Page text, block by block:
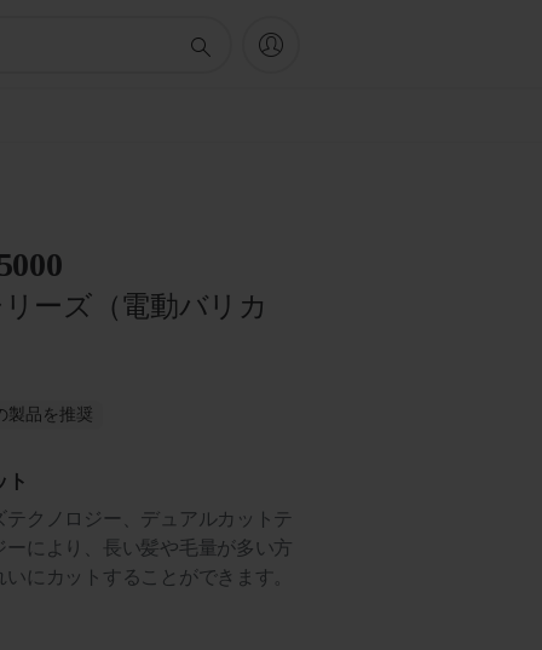
ーズ（電動バリカ
製品を推奨
ト
クノロジー、デュアルカットテ
により、長い髪や毛量が多い方
にカットすることができます。